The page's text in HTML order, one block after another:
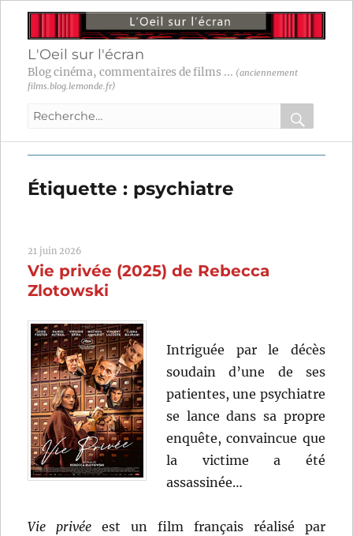
L'Oeil sur l'écran
Blog cinéma, commentaires de films ... (anciennement
films.blog.lemonde.fr)
Recherche
:
OK
Étiquette : psychiatre
21 juin 2026
Vie privée (2025) de Rebecca
Zlotowski
Intriguée par le décès
soudain d’une de ses
patientes, une psychiatre
se lance dans sa propre
enquête, convaincue que
la victime a été
assassinée…
Vie privée est un film français réalisé par